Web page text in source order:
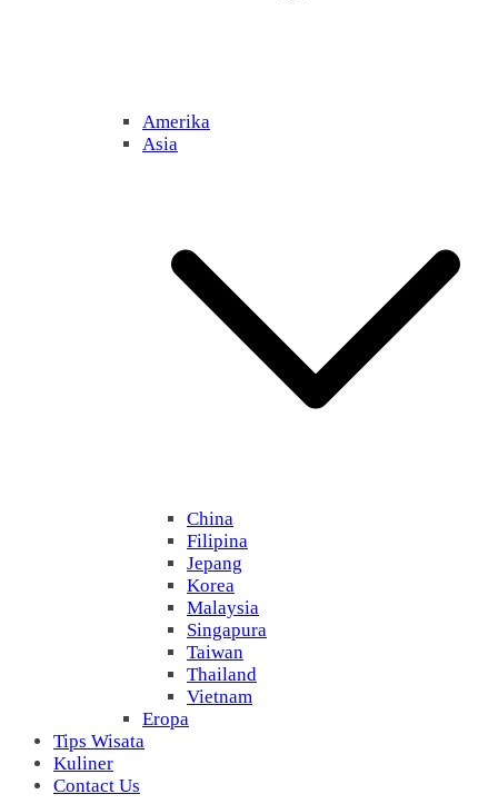
Amerika
Asia
China
Filipina
Jepang
Korea
Malaysia
Singapura
Taiwan
Thailand
Vietnam
Eropa
Tips Wisata
Kuliner
Contact Us